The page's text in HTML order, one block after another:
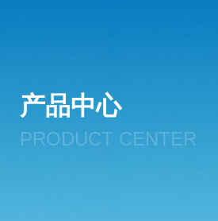
产品中心
PRODUCT CENTER